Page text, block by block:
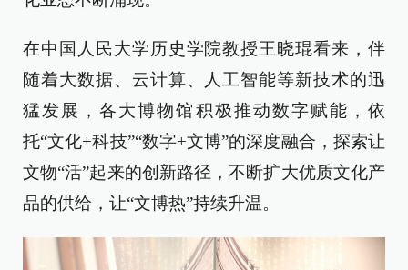
在中国人民大学历史学院教授王晓琨看来，伴
随着大数据、云计算、人工智能等新技术的迅
猛发展，各大博物馆积极推动数字赋能，依
托“文化+科技”“数字+文博”的深度融合，探索让
文物“活”起来的创新路径，不断扩大优质文化产
品的供给，让“文博热”持续升温。